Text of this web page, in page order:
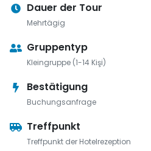
Dauer der Tour
Mehrtägig
Gruppentyp
Kleingruppe (1-14 Kişi)
Bestätigung
Buchungsanfrage
Treffpunkt
Treffpunkt der Hotelrezeption